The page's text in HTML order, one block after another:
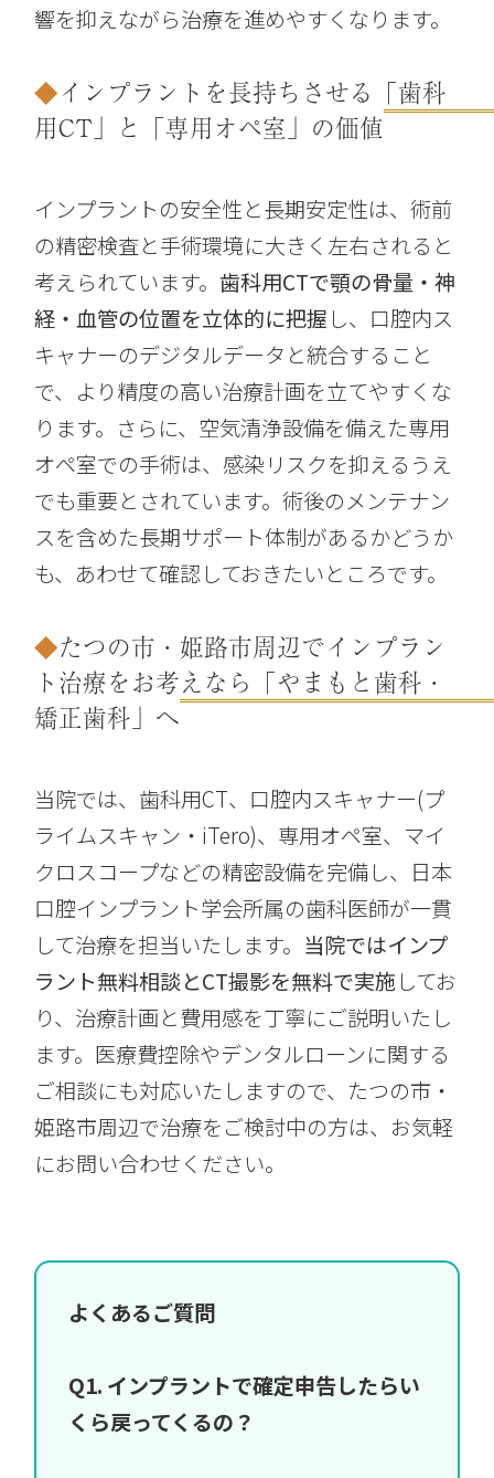
響を抑えながら治療を進めやすくなります。
インプラントを長持ちさせる「歯科
用CT」と「専用オペ室」の価値
インプラントの安全性と長期安定性は、術前
の精密検査と手術環境に大きく左右されると
考えられています。 歯科用CTで顎の骨量・神
経・血管の位置を立体的に把握 し、口腔内ス
キャナーのデジタルデータと統合すること
で、より精度の高い治療計画を立てやすくな
ります。さらに、空気清浄設備を備えた専用
オペ室での手術は、感染リスクを抑えるうえ
でも重要とされています。術後のメンテナン
スを含めた長期サポート体制があるかどうか
も、あわせて確認しておきたいところです。
たつの市・姫路市周辺でインプラン
ト治療をお考えなら「やまもと歯科・
矯正歯科」へ
当院では、歯科用CT、口腔内スキャナー(プ
ライムスキャン・iTero)、専用オペ室、マイ
クロスコープなどの精密設備を完備し、日本
口腔インプラント学会所属の歯科医師が一貫
して治療を担当いたします。 当院ではインプ
ラント無料相談とCT撮影を無料で実施 してお
り、治療計画と費用感を丁寧にご説明いたし
ます。医療費控除やデンタルローンに関する
ご相談にも対応いたしますので、たつの市・
姫路市周辺で治療をご検討中の方は、お気軽
にお問い合わせください。
よくあるご質問
Q1. インプラントで確定申告したらい
くら戻ってくるの？